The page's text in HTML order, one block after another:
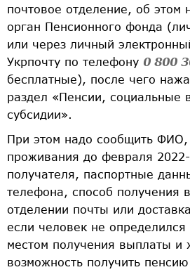
почтовое отделение, об этом
орган Пенсионного фонда
или через личный
Укрпочту по телефону 0 800
бесплатные), после чего
раздел «Пенсии, социальные
субсидии».
При этом надо сообщить ФИО,
проживания до февраля
получателя, паспортные
телефона, способ получения
отделении почты или
если человек не определился
местом получения выплаты и
возможность получить